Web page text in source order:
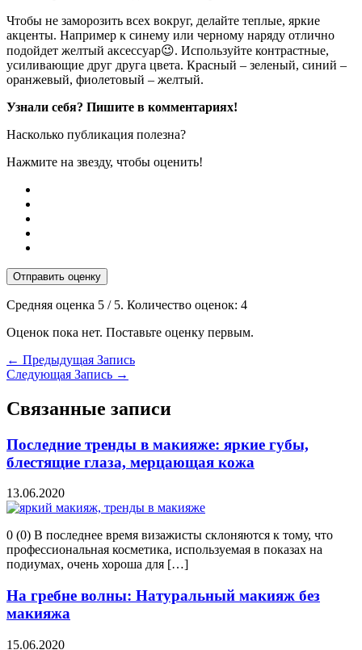
Чтобы не заморозить всех вокруг, делайте теплые, яркие
акценты. Например к синему или черному наряду отлично
подойдет желтый аксессуар😉. Используйте контрастные,
усиливающие друг друга цвета. Красный – зеленый, синий –
оранжевый, фиолетовый – желтый.
Узнали себя? Пишите в комментариях!
Насколько публикация полезна?
Нажмите на звезду, чтобы оценить!
Отправить оценку
Средняя оценка 5 / 5. Количество оценок: 4
Оценок пока нет. Поставьте оценку первым.
← Предыдущая Запись
Следующая Запись →
Связанные записи
Последние тренды в макияже: яркие губы,
блестящие глаза, мерцающая кожа
13.06.2020
0 (0) В последнее время визажисты склоняются к тому, что
профессиональная косметика, используемая в показах на
подиумах, очень хороша для […]
На гребне волны: Натуральный макияж без
макияжа
15.06.2020